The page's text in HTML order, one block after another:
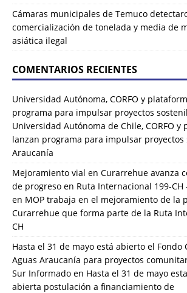
Cámaras municipales de Temuco
comercialización de tonelada y media de
asiática ilegal
COMENTARIOS RECIENTES
Universidad Autónoma, CORFO y
programa para impulsar proyectos
Universidad Autónoma de Chile, CORFO y
lanzan programa para impulsar proyectos
Araucanía
Mejoramiento vial en Curarrehue avanza
de progreso en Ruta Internacional 199-
en MOP trabaja en el mejoramiento de la
Curarrehue que forma parte de la Ruta
CH
Hasta el 31 de mayo está abierto el Fondo
Aguas Araucanía para proyectos
Sur Informado en Hasta el 31 de mayo
abierta postulación a financiamiento de